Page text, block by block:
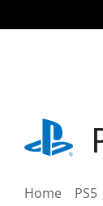
事
Home PS5